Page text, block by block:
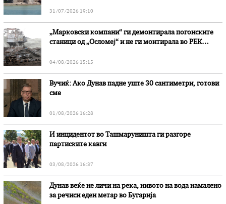
31/07/2026 19:10
„Марковски компани“ ги демонтирала погонските
станици од „Осломеј“ и не ги монтирала во РЕК
04/08/2026 15:15
Вучиќ: Ако Дунав падне уште 30 сантиметри, готови
сме
01/08/2026 16:28
И инцидентот во Ташмаруништa ги разгоре
партиските кавги
03/08/2026 16:37
Дунав веќе не личи на река, нивото на вода намалено
за речиси еден метар во Бугарија